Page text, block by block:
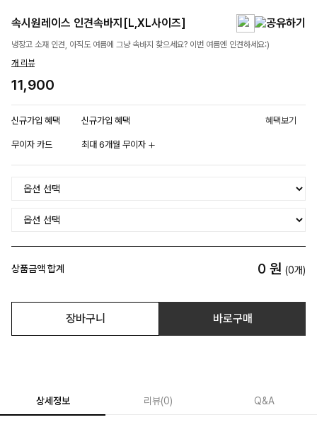
속시원레이스 인견속바지[L,XL사이즈]
냉장고 소재 인견, 아직도 여름에 그냥 속바지 찾으세요? 이번 여름엔 인견하세요:)
개 리뷰
11,900
신규가입 혜택 신규가입 혜택 혜택보기
무이자 카드 최대 6개월 무이자
상품금액 합계 0 원 (0개)
장바구니 바로구매
상세정보 리뷰(0) Q&A